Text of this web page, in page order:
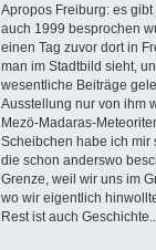
Apropos Freiburg: es
auch 1999 besprochen
einen Tag zuvor dort in
man im Stadtbild sieht,
wesentliche Beiträge
Ausstellung nur von ihm
Mezö-Madaras-
Scheibchen habe ich mir
die schon anderswo
Grenze, weil wir uns im
wo wir eigentlich
Rest ist auch Geschichte...